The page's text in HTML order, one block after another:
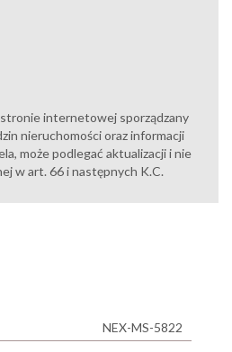
internetowej sporządzany
nieruchomości oraz informacji
może podlegać aktualizacji i nie
w art. 66 i następnych K.C.
NEX-MS-5822